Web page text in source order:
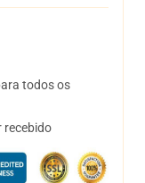
todos os
recebido